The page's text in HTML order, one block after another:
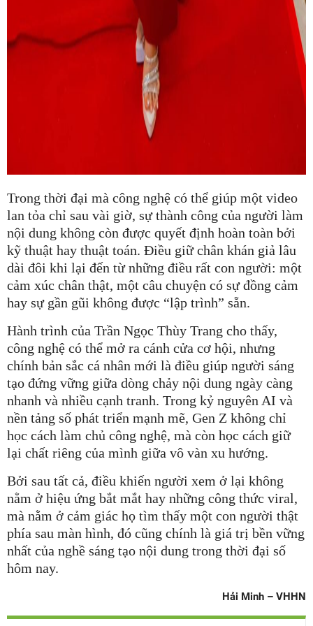
Trong thời đại mà công nghệ có thể giúp một video
lan tỏa chỉ sau vài giờ, sự thành công của người làm
nội dung không còn được quyết định hoàn toàn bởi
kỹ thuật hay thuật toán. Điều giữ chân khán giả lâu
dài đôi khi lại đến từ những điều rất con người: một
cảm xúc chân thật, một câu chuyện có sự đồng cảm
hay sự gần gũi không được “lập trình” sẵn.
Hành trình của Trần Ngọc Thùy Trang cho thấy,
công nghệ có thể mở ra cánh cửa cơ hội, nhưng
chính bản sắc cá nhân mới là điều giúp người sáng
tạo đứng vững giữa dòng chảy nội dung ngày càng
nhanh và nhiều cạnh tranh. Trong kỷ nguyên AI và
nền tảng số phát triển mạnh mẽ, Gen Z không chỉ
học cách làm chủ công nghệ, mà còn học cách giữ
lại chất riêng của mình giữa vô vàn xu hướng.
Bởi sau tất cả, điều khiến người xem ở lại không
nằm ở hiệu ứng bắt mắt hay những công thức viral,
mà nằm ở cảm giác họ tìm thấy một con người thật
phía sau màn hình, đó cũng chính là giá trị bền vững
nhất của nghề sáng tạo nội dung trong thời đại số
hôm nay.
Hải Minh – VHHN